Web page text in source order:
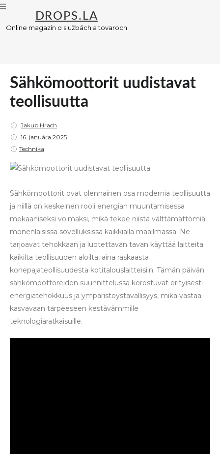
DROPS.LA
Online magazín o službách a tovaroch
Sähkömoottorit uudistavat
teollisuutta
Jakub Hrach
P
o
t
d
o
n
16. januára 2025
Technika
Sähkömoottorit ovat olennainen osa modernia teollisuutta
ja niillä on keskeinen rooli energian muuntamisessa
mekaaniseksi voimaksi, mikä tekee niistä välttämättömiä
monenlaisissa sovelluksissa kaikkialla maailmassa. Ne
tarjoavat tehokkaan ja luotettavan tavan käyttää laitteita
kaikilta teollisuuden aloilta, aina raskaasta
konepajateollisuudesta kotitalouslaitteisiin. Tämän päivän
sähkömoottoreiden suunnittelussa korostuvat erityisesti
energiatehokkuus ja ympäristöystävällisyys, mikä vastaa
kasvavaan tarpeeseen kestävämmille
teknologiaratkaisuille.